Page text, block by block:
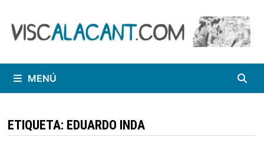
contenido
MENÚ
ETIQUETA: EDUARDO INDA